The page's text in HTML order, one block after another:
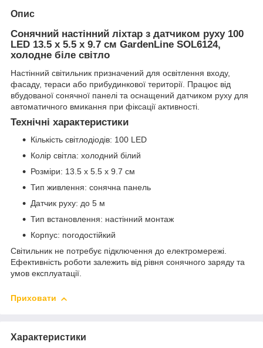
Опис
Сонячний настінний ліхтар з датчиком руху 100
LED 13.5 x 5.5 x 9.7 см GardenLine SOL6124,
холодне біле світло
Настінний світильник призначений для освітлення входу,
фасаду, тераси або прибудинкової території. Працює від
вбудованої сонячної панелі та оснащений датчиком руху для
автоматичного вмикання при фіксації активності.
Технічні характеристики
Кількість світлодіодів: 100 LED
Колір світла: холодний білий
Розміри: 13.5 x 5.5 x 9.7 см
Тип живлення: сонячна панель
Датчик руху: до 5 м
Тип встановлення: настінний монтаж
Корпус: погодостійкий
Світильник не потребує підключення до електромережі.
Ефективність роботи залежить від рівня сонячного заряду та
умов експлуатації.
Приховати
Характеристики